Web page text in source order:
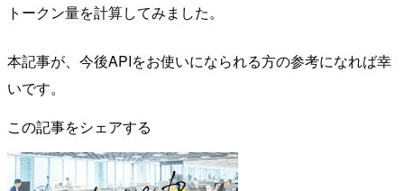
トークン量を計算してみました。
本記事が、今後APIをお使いになられる方の参考になれば幸
いです。
この記事をシェアする